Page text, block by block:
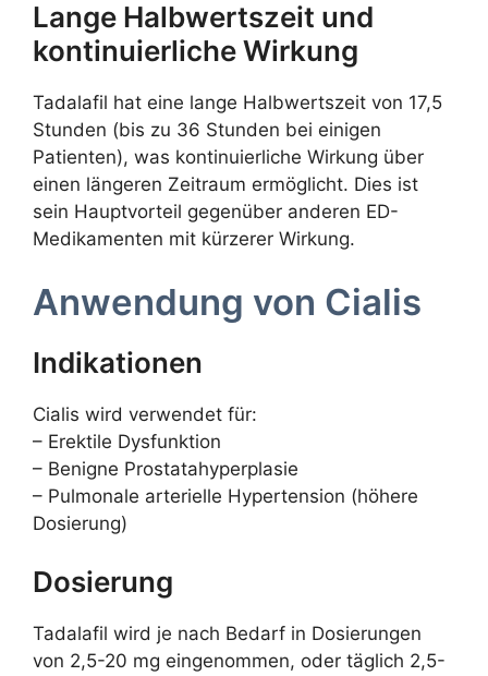
Lange Halbwertszeit und
kontinuierliche Wirkung
Tadalafil hat eine lange Halbwertszeit von 17,5
Stunden (bis zu 36 Stunden bei einigen
Patienten), was kontinuierliche Wirkung über
einen längeren Zeitraum ermöglicht. Dies ist
sein Hauptvorteil gegenüber anderen ED-
Medikamenten mit kürzerer Wirkung.
Anwendung von Cialis
Indikationen
Cialis wird verwendet für:
– Erektile Dysfunktion
– Benigne Prostatahyperplasie
– Pulmonale arterielle Hypertension (höhere
Dosierung)
Dosierung
Tadalafil wird je nach Bedarf in Dosierungen
von 2,5-20 mg eingenommen, oder täglich 2,5-